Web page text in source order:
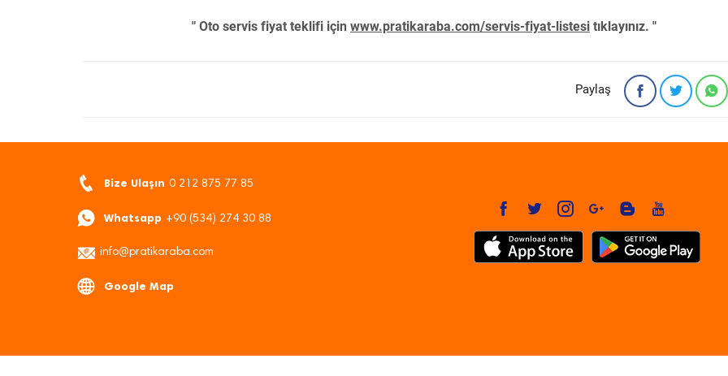
" Oto servis fiyat teklifi için www.pratikaraba.com/servis-fiyat-listesi tıklayınız. "
Paylaş
Bize Ulaşın 0 212 875 77 85
Whatsapp +90 (534) 274 30 88
info@pratikaraba.com
Google Map